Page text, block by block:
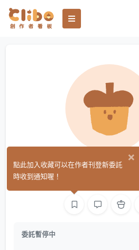
Acher
委託暫停中
×
點此加入收藏可以在作者刊登新委託
時收到通知喔！